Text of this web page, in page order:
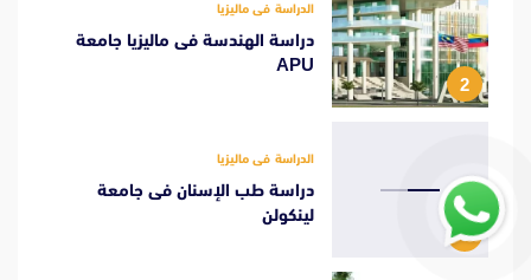
2
الدراسة فى ماليزيا
دراسة الهندسة فى ماليزيا جامعة
APU
3
الدراسة فى ماليزيا
دراسة طب الإسنان فى جامعة
لينكولن